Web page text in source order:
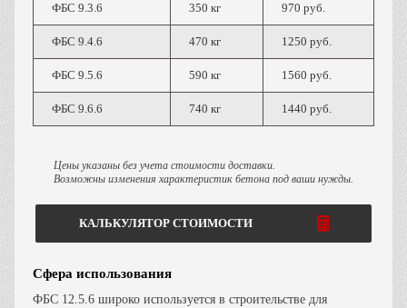
ФБС 9.3.6 350 кг 970 руб.
ФБС 9.4.6 470 кг 1250 руб.
ФБС 9.5.6 590 кг 1560 руб.
ФБС 9.6.6 740 кг 1440 руб.
Цены указаны без учета стоимости доставки.
Возможны изменения характеристик бетона под ваши нужды.
КАЛЬКУЛЯТОР СТОИМОСТИ
Сфера использования
ФБС 12.5.6 широко используется в строительстве для